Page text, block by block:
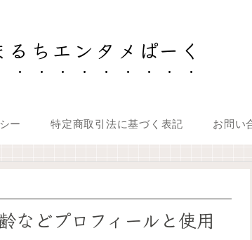
るちエンタメぱーく
ー 特定商取引法に基づく表記 お問い
などプロフィールと使用